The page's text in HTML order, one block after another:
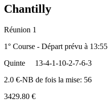
Chantilly
Réunion 1
1° Course - Départ prévu à 13:55
Quinte
13-4-1-10-2-7-6-3
2.0 €-NB de fois la mise: 56
3429.80 €